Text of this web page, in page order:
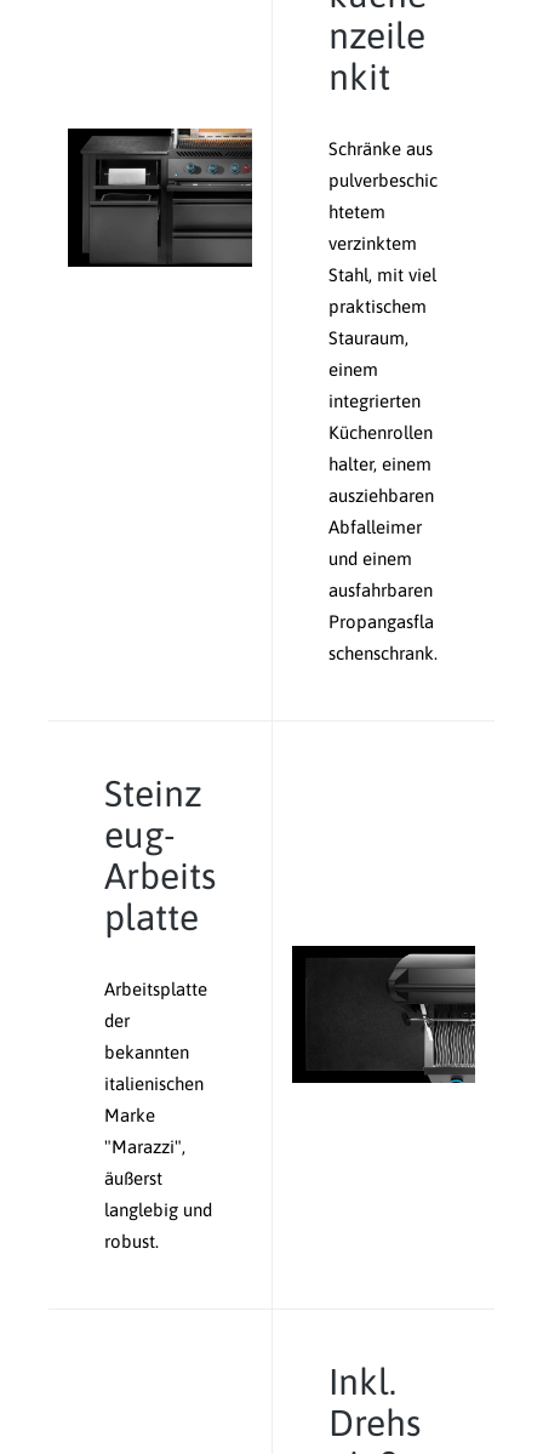
nzeile
nkit
Schränke aus
pulverbeschic
htetem
verzinktem
Stahl, mit viel
praktischem
Stauraum,
einem
integrierten
Küchenrollen
halter, einem
ausziehbaren
Abfalleimer
und einem
ausfahrbaren
Propangasfla
schenschrank.
Steinz
eug-
Arbeits
platte
Arbeitsplatte
der
bekannten
italienischen
Marke
"Marazzi",
äußerst
langlebig und
robust.
Inkl.
Drehs